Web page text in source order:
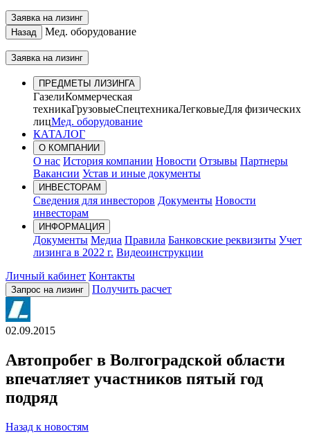
Заявка на лизинг
Назад
Мед. оборудование
Заявка на лизинг
ПРЕДМЕТЫ ЛИЗИНГА
ГазелиКоммерческая
техникаГрузовыеСпецтехникаЛегковыеДля физических
лицМед. оборудование
КАТАЛОГ
О КОМПАНИИ
О нас История компании Новости Отзывы Партнеры
Вакансии Устав и иные документы
ИНВЕСТОРАМ
Сведения для инвесторов Документы Новости
инвесторам
ИНФОРМАЦИЯ
Документы Медиа Правила Банковские реквизиты Учет
лизинга в 2022 г. Видеоинструкции
Личный кабинет Контакты
Запрос на лизинг Получить расчет
02.09.2015
Автопробег в Волгоградской области
впечатляет участников пятый год
подряд
Назад к новостям